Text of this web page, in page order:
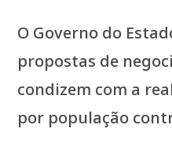
O Governo do
propostas de
condizem com a
por população